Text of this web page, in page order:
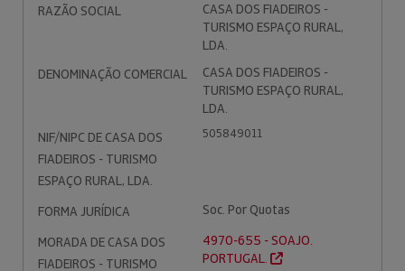
RAZÃO SOCIAL
CASA DOS FIADEIROS -
TURISMO ESPAÇO RURAL,
LDA.
DENOMINAÇÃO COMERCIAL
CASA DOS FIADEIROS -
TURISMO ESPAÇO RURAL,
LDA.
NIF/NIPC DE CASA DOS
FIADEIROS - TURISMO
ESPAÇO RURAL, LDA.
505849011
FORMA JURÍDICA
Soc. Por Quotas
MORADA DE CASA DOS
FIADEIROS - TURISMO
4970-655 - SOAJO.
PORTUGAL.